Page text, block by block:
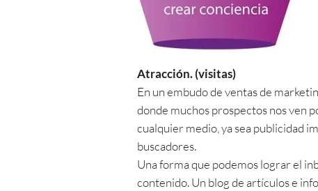
Atracción. (visitas)
En un embudo de ventas de
donde muchos prospectos nos ven
cualquier medio, ya sea publicidad
buscadores.
Una forma que podemos lograr el
contenido. Un blog de artículos e